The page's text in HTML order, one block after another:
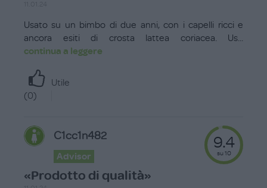
Usato su un bimbo di due anni, con i capelli ricci e
ancora esiti di crosta lattea coriacea. Us...
continua a leggere
Utile
(0)
C1cc1n482
Advisor
«Prodotto di qualità»
9.4
su 10